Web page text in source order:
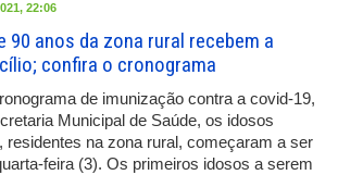
22:06
90 anos da zona rural recebem a
confira o cronograma
de imunização contra a covid-19,
Municipal de Saúde, os idosos
residentes na zona rural, começaram a ser
feira (3). Os primeiros idosos a serem